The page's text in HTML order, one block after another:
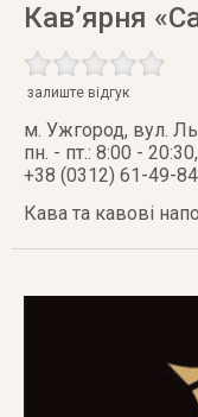
Кав’ярня
залиште відгук
м. Ужгород, вул.
пн. - пт.: 8:00 -
+38 (0312) 61-49-84
Кава та кавові